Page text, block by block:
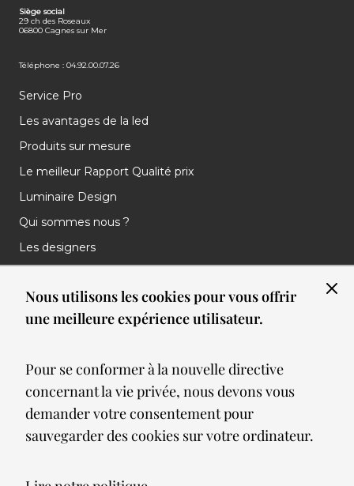
Nous utilisons les cookies pour vous offrir
une meilleure expérience utilisateur.
Pour se conformer à la nouvelle directive
concernant la vie privée, nous devons vous
demander votre consentement pour
sauvegarder des cookies sur votre ordinateur.
Siège social
29 ch des Roseaux
06800 Cagnes sur Mer
Téléphone : 04.92.00.07.26
Service Pro
Les avantages de la led
Produits sur mesure
Le meilleur Rapport Qualité prix
Luminaire Design
Qui sommes nous ?
Les designers
Nos réalisations
Nos Clients
Meilleures ventes
Blog
© 2026 Spot lumiere led. All Rights Reserved